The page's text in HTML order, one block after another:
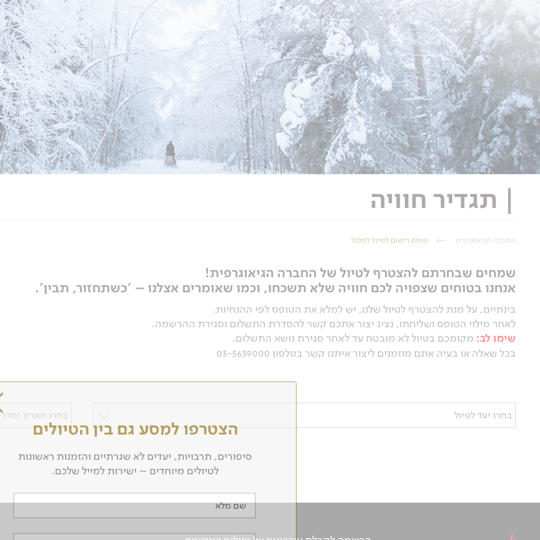
| תגדיר חוויה
החברה הגיאוגרפית טופס רישום לטיול לפלנד
שמחים שבחרתם להצטרף לטיול של החברה הגיאוגרפית!
אנחנו בטוחים שצפויה לכם חוויה שלא תשכחו, וכמו שאומרים אצלנו – 'כשתחזור, תבין'.
בינתיים, על מנת להצטרף לטיול שלנו, יש למלא את הטופס לפי ההנחיות.
לאחר מילוי הטופס ושליחתו, נציג יצור אתכם קשר להסדרת התשלום וסגירת ההרשמה.
שימו לב: מקומכם בטיול לא מובטח עד לאחר סגירת נושא התשלום.
בכל שאלה או בעיה אתם מוזמנים ליצור איתנו קשר בטלפון 03-5639000
בחרו יעד לטיול בחרו תאריך
הצטרפו למסע גם בין הטיולים
סיפורים, תרבויות, יעדים לא שגרתיים והזמנות ראשונות
לטיולים מיוחדים – ישירות למייל שלכם.
שם מלא